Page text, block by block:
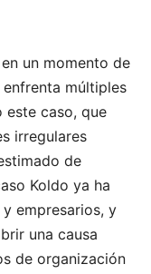
un momento de
enfrenta múltiples
este caso, que
irregulares
de
Koldo ya ha
empresarios, y
una causa
de organización